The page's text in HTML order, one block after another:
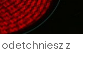
odetchniesz z